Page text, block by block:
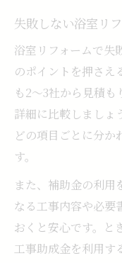
失敗しない浴室リ
浴室リフォームで失
のポイントを押さえ
も2～3社から見積
詳細に比較しましょ
どの項目ごとに分か
す。
また、補助金の利用
なる工事内容や必要
おくと安心です。と
工事助成金を利用す